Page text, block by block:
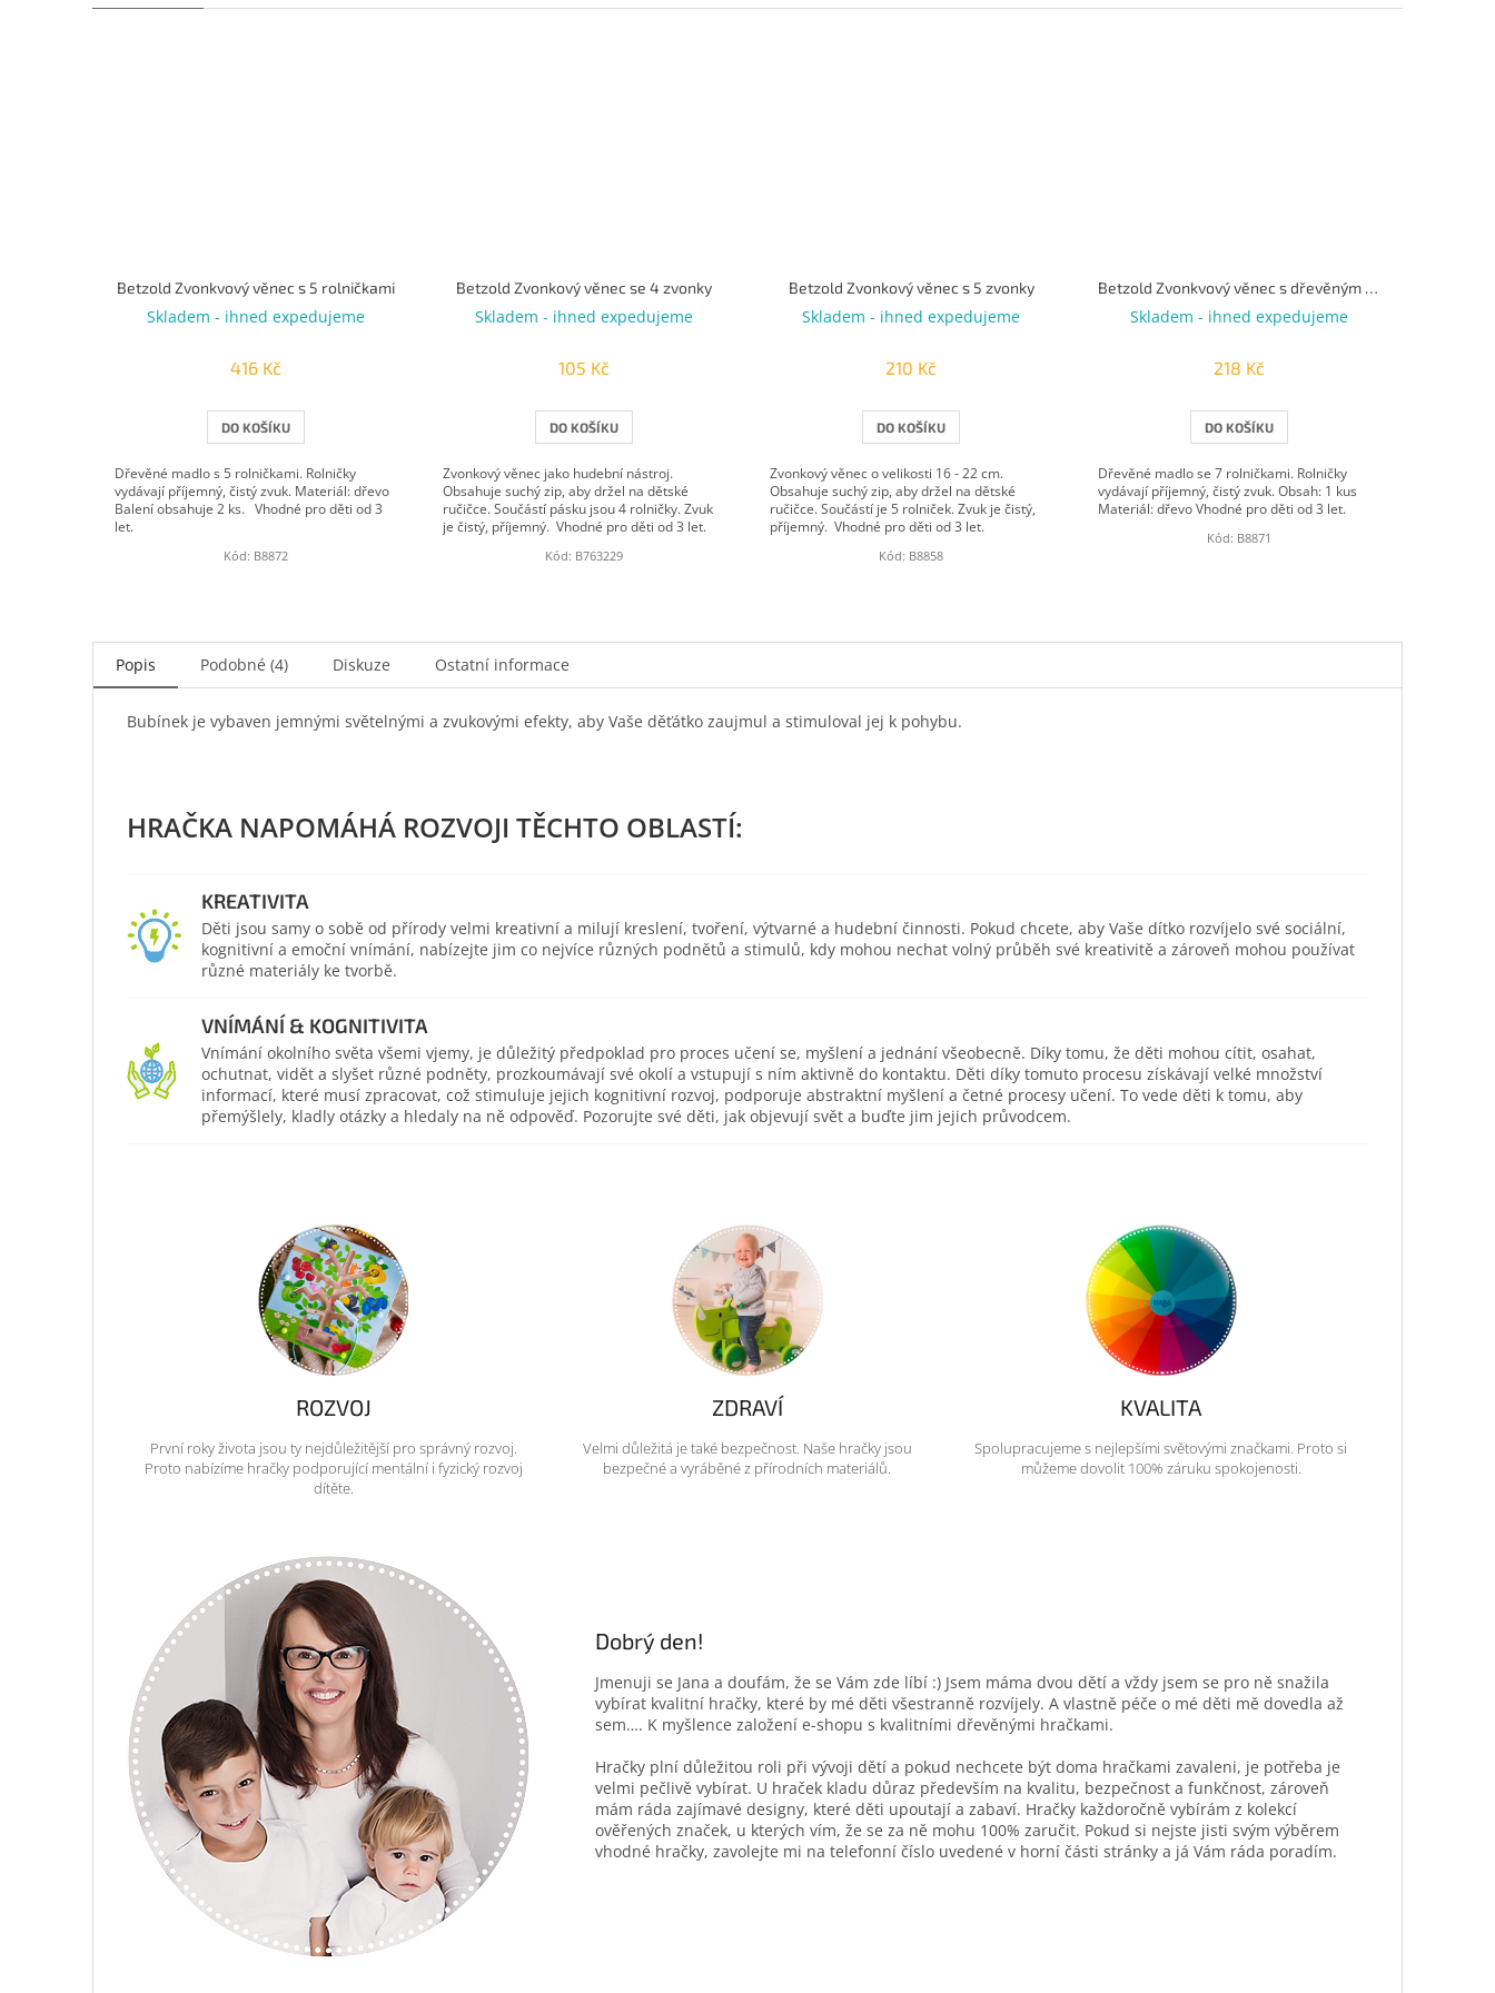
Betzold Zvonkvový věnec s 5 rolničkami
Skladem - ihned expedujeme
416 Kč
DO KOŠÍKU
Dřevěné madlo s 5 rolničkami. Rolničky
vydávají příjemný, čistý zvuk. Materiál: dřevo
Balení obsahuje 2 ks. Vhodné pro děti od 3
let.
Kód: B8872
Betzold Zvonkový věnec se 4 zvonky
Skladem - ihned expedujeme
105 Kč
DO KOŠÍKU
Zvonkový věnec jako hudební nástroj.
Obsahuje suchý zip, aby držel na dětské
ručičce. Součástí pásku jsou 4 rolničky. Zvuk
je čistý, příjemný. Vhodné pro děti od 3 let.
Kód: B763229
Betzold Zvonkový věnec s 5 zvonky
Skladem - ihned expedujeme
210 Kč
DO KOŠÍKU
Zvonkový věnec o velikosti 16 - 22 cm.
Obsahuje suchý zip, aby držel na dětské
ručičce. Součástí je 5 rolniček. Zvuk je čistý,
příjemný. Vhodné pro děti od 3 let.
Kód: B8858
Betzold Zvonkvový věnec s dřevěným madlem 7 rolniček
Skladem - ihned expedujeme
218 Kč
DO KOŠÍKU
Dřevěné madlo se 7 rolničkami. Rolničky
vydávají příjemný, čistý zvuk. Obsah: 1 kus
Materiál: dřevo Vhodné pro děti od 3 let.
Kód: B8871
Popis Podobné (4) Diskuze Ostatní informace
Bubínek je vybaven jemnými světelnými a zvukovými efekty, aby Vaše děťátko zaujmul a stimuloval jej k pohybu.
KREATIVITA
Děti jsou samy o sobě od přírody velmi kreativní a milují kreslení, tvoření, výtvarné a hudební činnosti. Pokud chcete, aby Vaše dítko rozvíjelo své sociální,
kognitivní a emoční vnímání, nabízejte jim co nejvíce různých podnětů a stimulů, kdy mohou nechat volný průběh své kreativitě a zároveň mohou používat
různé materiály ke tvorbě.
VNÍMÁNÍ & KOGNITIVITA
Vnímání okolního světa všemi vjemy, je důležitý předpoklad pro proces učení se, myšlení a jednání všeobecně. Díky tomu, že děti mohou cítit, osahat,
ochutnat, vidět a slyšet různé podněty, prozkoumávají své okolí a vstupují s ním aktivně do kontaktu. Děti díky tomuto procesu získávají velké množství
informací, které musí zpracovat, což stimuluje jejich kognitivní rozvoj, podporuje abstraktní myšlení a četné procesy učení. To vede děti k tomu, aby
přemýšlely, kladly otázky a hledaly na ně odpověď. Pozorujte své děti, jak objevují svět a buďte jim jejich průvodcem.
ROZVOJ
První roky života jsou ty nejdůležitější pro správný rozvoj.
Proto nabízíme hračky podporující mentální i fyzický rozvoj
dítěte.
ZDRAVÍ
Velmi důležitá je také bezpečnost. Naše hračky jsou
bezpečné a vyráběné z přírodních materiálů.
KVALITA
Spolupracujeme s nejlepšími světovými značkami. Proto si
můžeme dovolit 100% záruku spokojenosti.
Dobrý den!
Jmenuji se Jana a doufám, že se Vám zde líbí :) Jsem máma dvou dětí a vždy jsem se pro ně snažila
vybírat kvalitní hračky, které by mé děti všestranně rozvíjely. A vlastně péče o mé děti mě dovedla až
sem…. K myšlence založení e-shopu s kvalitními dřevěnými hračkami.
Hračky plní důležitou roli při vývoji dětí a pokud nechcete být doma hračkami zavaleni, je potřeba je
velmi pečlivě vybírat. U hraček kladu důraz především na kvalitu, bezpečnost a funkčnost, zároveň
mám ráda zajímavé designy, které děti upoutají a zabaví. Hračky každoročně vybírám z kolekcí
ověřených značek, u kterých vím, že se za ně mohu 100% zaručit. Pokud si nejste jisti svým výběrem
vhodné hračky, zavolejte mi na telefonní číslo uvedené v horní části stránky a já Vám ráda poradím.